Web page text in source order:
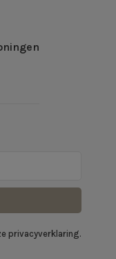
privacyverklaring.